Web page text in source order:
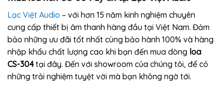
Lạc Việt Audio – với hơn 15 năm kinh nghiệm chuyên
cung cấp thiết bị âm thanh hàng đầu tại Việt Nam. Đảm
bảo những ưu đãi tốt nhất cùng bảo hành 100% và hàng
nhập khẩu chất lượng cao khi bạn đến mua dòng loa
CS-304tại đây. Đến với showroom của chúng tôi, để có
những trải nghiệm tuyệt vời mà bạn không ngờ tới.